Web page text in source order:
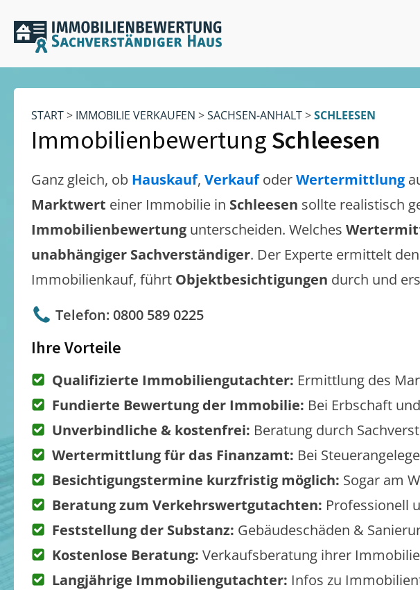
START> IMMOBILIE VERKAUFEN >SACHSEN-ANHALT>SCHLEESEN
Immobilienbewertung Schleesen
Ganz gleich, ob Hauskauf, VerkaufoderWertermittlung
Marktwert einer Immobilie in Schleesen sollte realistisch
Immobilienbewertung unterscheiden. Welches
unabhängiger Sachverständiger. Der Experte ermittelt
Immobilienkauf, führt Objektbesichtigungen durch und
Telefon: 0800 589 0225
Ihre Vorteile
Qualifizierte Immobiliengutachter: Ermittlung des
Fundierte Bewertung der Immobilie: Bei Erbschaft
Unverbindliche & kostenfrei: Beratung durch
Wertermittlung für das Finanzamt: Bei
Besichtigungstermine kurzfristig möglich: Sogar am
Beratung zum Verkehrswertgutachten: Professionell
Feststellung der Substanz: Gebäudeschäden &
Kostenlose Beratung: Verkaufsberatung ihrer Immobilie
Langjährige Immobiliengutachter: Infos zu